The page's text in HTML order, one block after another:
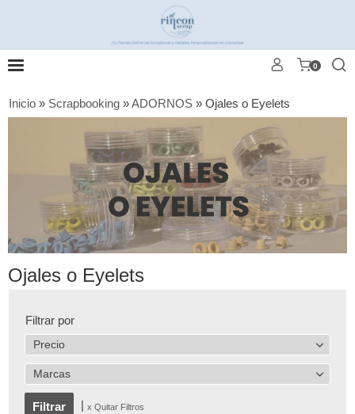
0
Inicio » Scrapbooking »ADORNOS » Ojales o Eyelets
Ojales o Eyelets
Filtrar por
Precio
Marcas
x Quitar Filtros